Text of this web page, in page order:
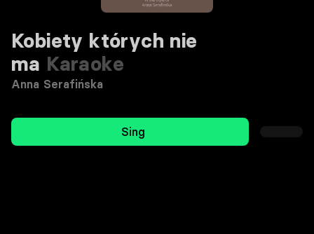
Kobiety których nie
ma Karaoke
Anna Serafińska
Sing